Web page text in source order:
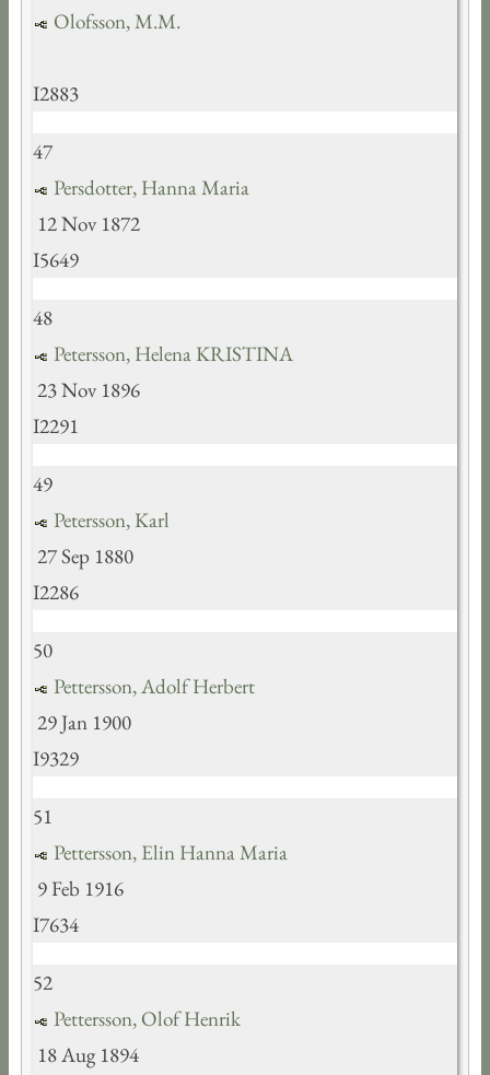
Olofsson, M.M.
I2883
47
Persdotter, Hanna Maria
12 Nov 1872
I5649
48
Petersson, Helena KRISTINA
23 Nov 1896
I2291
49
Petersson, Karl
27 Sep 1880
I2286
50
Pettersson, Adolf Herbert
29 Jan 1900
I9329
51
Pettersson, Elin Hanna Maria
9 Feb 1916
I7634
52
Pettersson, Olof Henrik
18 Aug 1894